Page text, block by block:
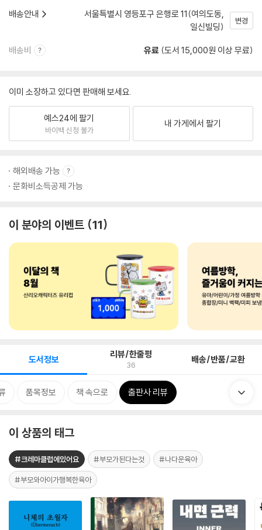
배송안내
서울특별시 영등포구 은행로 11(여의도동,
일신빌딩)
변경
배송비 유료 (도서 15,000원 이상 무료)
이미 소장하고 있다면 판매해 보세요.
예스24에 팔기
바이백 신청 불가
내 가게에서 팔기
해외배송 가능
문화비소득공제 가능
이 분야의 이벤트 11
도서정보 리뷰/한줄평
36 배송/반품/교환
품목정보 책 속으로 출판사 리뷰
이 상품의 태그
#크레마클럽에있어요 #부모가된다는것 #나다운육아
#부모와아이가행복한육아